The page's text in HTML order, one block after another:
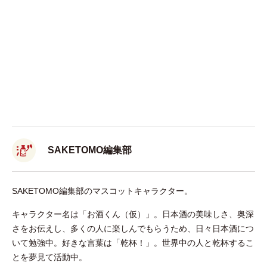
SAKETOMO編集部
SAKETOMO編集部のマスコットキャラクター。
キャラクター名は「お酒くん（仮）」。日本酒の美味しさ、奥深
さをお伝えし、多くの人に楽しんでもらうため、日々日本酒につ
いて勉強中。好きな言葉は「乾杯！」。世界中の人と乾杯するこ
とを夢見て活動中。